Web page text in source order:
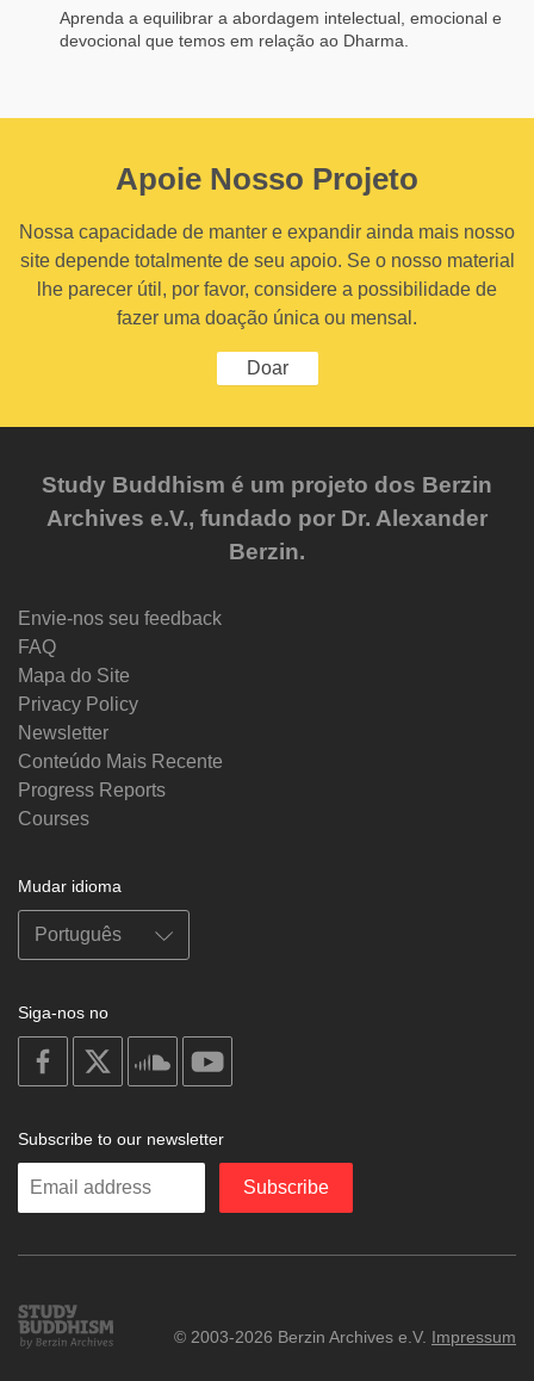
Aprenda a equilibrar a abordagem intelectual, emocional e
devocional que temos em relação ao Dharma.
Apoie Nosso Projeto
Nossa capacidade de manter e expandir ainda mais nosso
site depende totalmente de seu apoio. Se o nosso material
lhe parecer útil, por favor, considere a possibilidade de
fazer uma doação única ou mensal.
Doar
Study Buddhism é um projeto dos Berzin
Archives e.V., fundado por Dr. Alexander
Berzin.
Envie-nos seu feedback
FAQ
Mapa do Site
Privacy Policy
Newsletter
Conteúdo Mais Recente
Progress Reports
Courses
Mudar idioma
Siga-nos no
on
facebook
soundcloud
Subscribe to our newsletter
Enter
Subscribe
Study
Buddhism
© 2003-2026 Berzin Archives e.V. Impressum